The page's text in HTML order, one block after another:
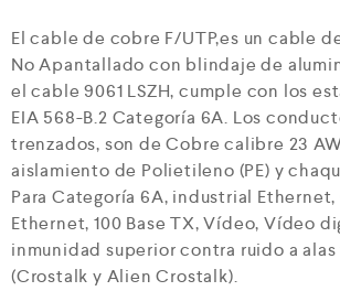
El cable de cobre F/UTP,es un cable
No Apantallado con blindaje de
el cable 9061 LSZH, cumple con los
EIA 568-B.2 Categoría 6A. Los
trenzados, son de Cobre calibre 23
aislamiento de Polietileno (PE) y
Para Categoría 6A, industrial
Ethernet, 100 Base TX, Vídeo, Vídeo
inmunidad superior contra ruido a
(Crostalk y Alien Crostalk).